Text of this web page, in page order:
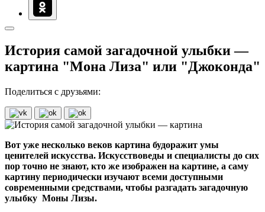
История самой загадочной улыбки —
картина "Мона Лиза" или "Джоконда"
Поделиться с друзьями:
Вот уже несколько веков картина будоражит умы
ценителей искусства. Искусствоведы и специалисты до сих
пор точно не знают, кто же изображен на картине, а саму
картину периодически изучают всеми доступными
современными средствами, чтобы разгадать загадочную
улыбку Моны Лизы.